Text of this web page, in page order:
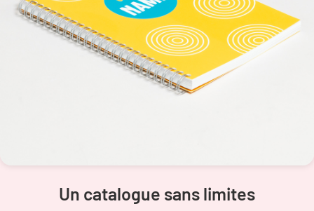
Un catalogue sans limites